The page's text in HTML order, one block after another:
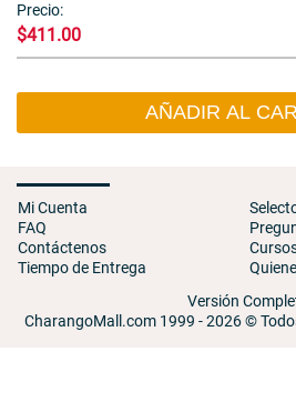
Precio:
$411.00
AÑADIR AL
Mi Cuenta
FAQ
Contáctenos
Tiempo de Entrega
Versión
CharangoMall.com 1999 - 2026 ©